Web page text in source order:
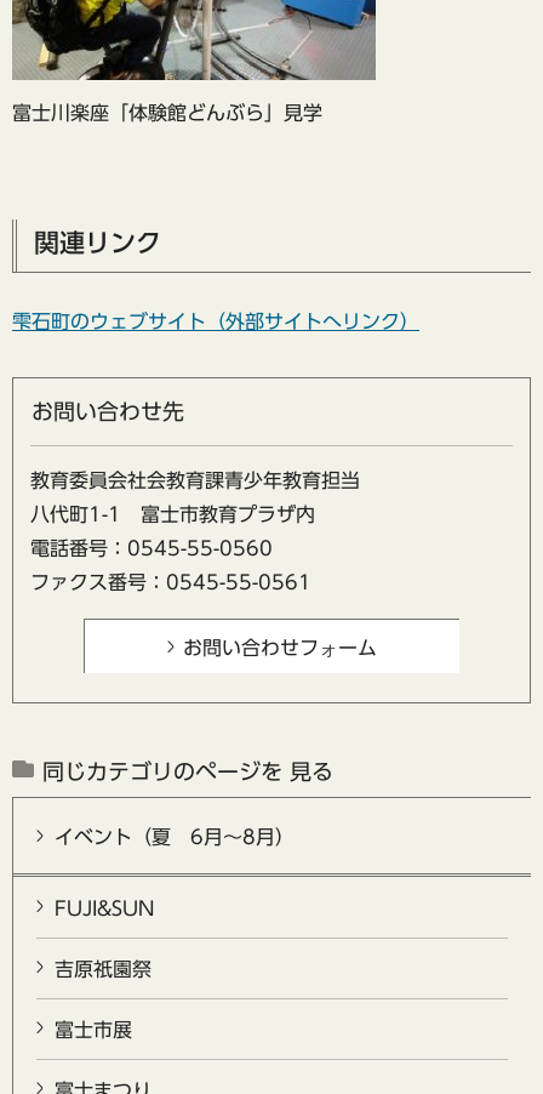
富士川楽座「体験館どんぶら」見学
関連リンク
雫石町のウェブサイト（外部サイトへリンク）
お問い合わせ先
教育委員会社会教育課青少年教育担当
八代町1-1 富士市教育プラザ内
電話番号：0545-55-0560
ファクス番号：0545-55-0561
同じカテゴリのページを 見る
イベント（夏 6月～8月）
FUJI&SUN
吉原祇園祭
富士市展